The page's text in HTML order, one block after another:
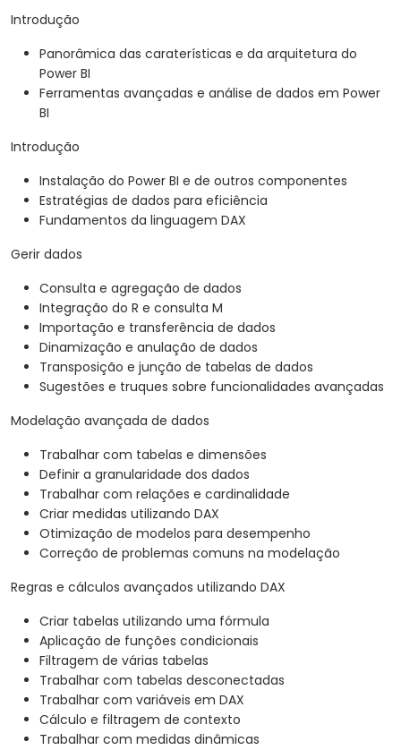
Introdução
Panorâmica das caraterísticas e da arquitetura do
Power BI
Ferramentas avançadas e análise de dados em Power
BI
Introdução
Instalação do Power BI e de outros componentes
Estratégias de dados para eficiência
Fundamentos da linguagem DAX
Gerir dados
Consulta e agregação de dados
Integração do R e consulta M
Importação e transferência de dados
Dinamização e anulação de dados
Transposição e junção de tabelas de dados
Sugestões e truques sobre funcionalidades avançadas
Modelação avançada de dados
Trabalhar com tabelas e dimensões
Definir a granularidade dos dados
Trabalhar com relações e cardinalidade
Criar medidas utilizando DAX
Otimização de modelos para desempenho
Correção de problemas comuns na modelação
Regras e cálculos avançados utilizando DAX
Criar tabelas utilizando uma fórmula
Aplicação de funções condicionais
Filtragem de várias tabelas
Trabalhar com tabelas desconectadas
Trabalhar com variáveis em DAX
Cálculo e filtragem de contexto
Trabalhar com medidas dinâmicas